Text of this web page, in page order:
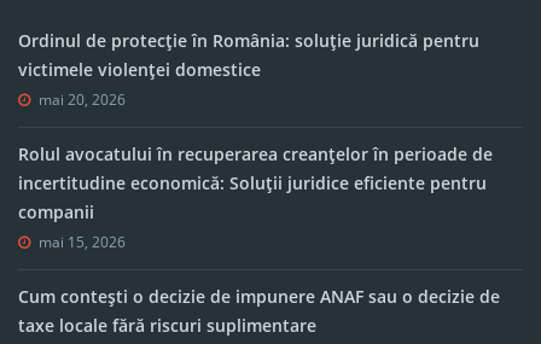
Ordinul de protecție în România: soluție juridică pentru
victimele violenței domestice
mai 20, 2026
Rolul avocatului în recuperarea creanțelor în perioade de
incertitudine economică: Soluții juridice eficiente pentru
companii
mai 15, 2026
Cum contești o decizie de impunere ANAF sau o decizie de
taxe locale fără riscuri suplimentare